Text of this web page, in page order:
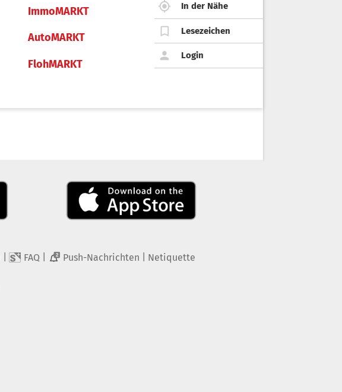
ImmoMARKT
AutoMARKT
FlohMARKT
In der Nähe
Lesezeichen
Login
FAQ 2 Push-Nachrichten Netiquette